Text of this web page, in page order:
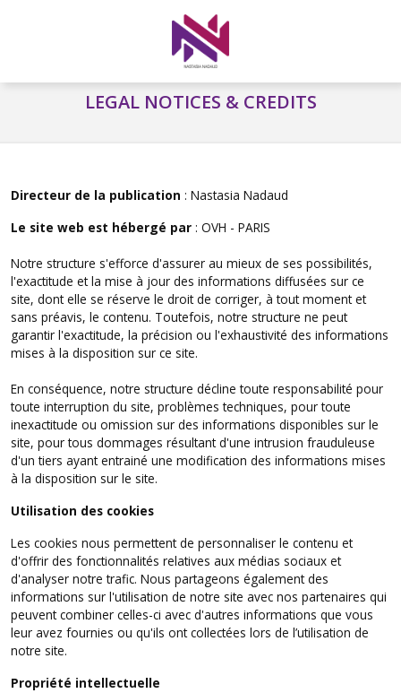
LEGAL NOTICES & CREDITS
Directeur de la publication : Nastasia Nadaud
Le site web est hébergé par : OVH - PARIS
Notre structure s'efforce d'assurer au mieux de ses possibilités,
l'exactitude et la mise à jour des informations diffusées sur ce
site, dont elle se réserve le droit de corriger, à tout moment et
sans préavis, le contenu. Toutefois, notre structure ne peut
garantir l'exactitude, la précision ou l'exhaustivité des informations
mises à la disposition sur ce site.
En conséquence, notre structure décline toute responsabilité pour
toute interruption du site, problèmes techniques, pour toute
inexactitude ou omission sur des informations disponibles sur le
site, pour tous dommages résultant d'une intrusion frauduleuse
d'un tiers ayant entrainé une modification des informations mises
à la disposition sur le site.
Utilisation des cookies
Les cookies nous permettent de personnaliser le contenu et
d'offrir des fonctionnalités relatives aux médias sociaux et
d'analyser notre trafic. Nous partageons également des
informations sur l'utilisation de notre site avec nos partenaires qui
peuvent combiner celles-ci avec d'autres informations que vous
leur avez fournies ou qu'ils ont collectées lors de l’utilisation de
notre site.
Propriété intellectuelle